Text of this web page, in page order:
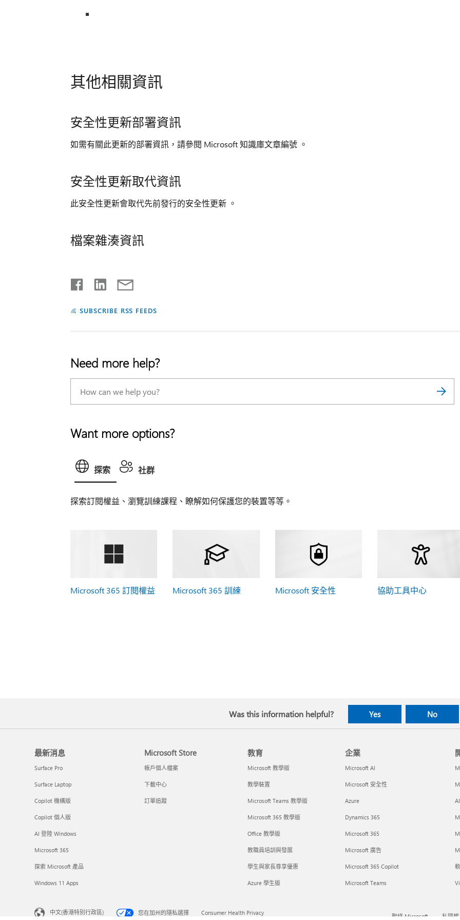
其他相關資訊
安全性更新部署資訊
如需有關此更新的部署資訊，請參閱 Microsoft 知識庫文章編號 。
安全性更新取代資訊
此安全性更新會取代先前發行的安全性更新 。
檔案雜湊資訊
SUBSCRIBE RSS FEEDS
Need more help?
Want more options?
探索 社群
探索訂閱權益、瀏覽訓練課程、瞭解如何保護您的裝置等等。
Microsoft 365 訂閱權益 Microsoft 365 訓練 Microsoft 安全性 協助工具中心
Was this information helpful? Yes No
最新消息
Surface Pro
Surface Laptop
Copilot 機構版
Copilot 個人版
AI 登陸 Windows
Microsoft 365
探索 Microsoft 產品
Windows 11 Apps
Microsoft Store
帳戶個人檔案
下載中心
訂單追蹤
教育
Microsoft 教學版
教學裝置
Microsoft Teams 教學版
Microsoft 365 教學版
Office 教學版
教職員培訓與發展
學生與家長尊享優惠
Azure 學生版
企業
Microsoft AI
Microsoft 安全性
Azure
Dynamics 365
Microsoft 365
Microsoft 廣告
Microsoft 365 Copilot
Microsoft Teams
中文(香港特別行政區) 您在加州的隱私選擇 Consumer Health Privacy 聯絡 Microsoft 私隱權